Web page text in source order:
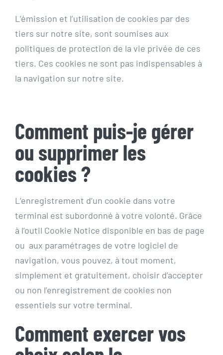
L’émission et l’utilisation de cookies par des
tiers sur notre site, sont soumises aux
politiques de protection de la vie privée de ces
tiers. Ces cookies ne sont pas indispensables à
la navigation sur notre site.
Comment puis-je gérer
ou supprimer les
cookies ?
L’enregistrement d’un cookie dans votre
terminal est subordonné à votre volonté. Grâce
à l’outil Cookie Notice disponible en bas de page
ou aux paramétrages de votre logiciel de
navigation, vous pouvez, à tout moment,
simplement et gratuitement, choisir d’accepter
ou non l’enregistrement de cookies non
essentiels sur votre terminal.
Comment exercer vos